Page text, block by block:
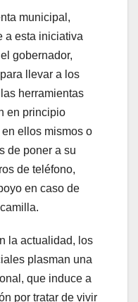
municipal,
a esta iniciativa
gobernador,
llevar a los
herramientas
en principio
ellos mismos o
de poner a su
de teléfono,
en caso de
la actualidad, los
plasman una
que induce a
por tratar de vivir